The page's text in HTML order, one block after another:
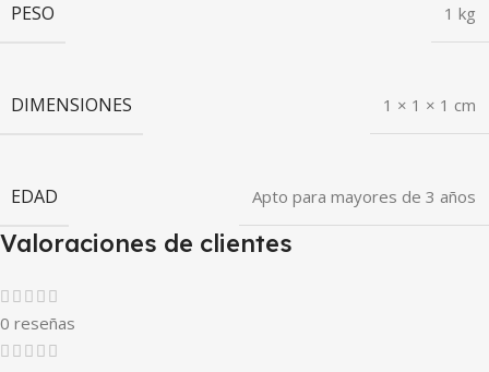
PESO 1 kg
DIMENSIONES 1 × 1 × 1 cm
EDAD Apto para mayores de 3 años
Valoraciones de clientes
0 reseñas